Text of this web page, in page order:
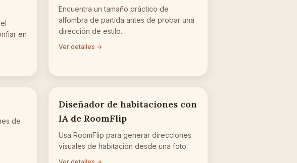
en
Encuentra un tamaño práctico de
alfombra de partida antes de probar una
dirección de estilo.
Ver detalles →
de
Diseñador de habitaciones con
IA de RoomFlip
Usa RoomFlip para generar direcciones
visuales de habitación desde una foto.